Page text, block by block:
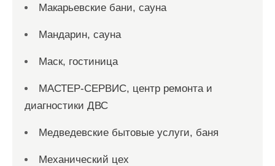
Макарьевские бани, сауна
Мандарин, сауна
Маск, гостиница
МАСТЕР-СЕРВИС, центр ремонта и
диагностики ДВС
Медведевские бытовые услуги, баня
Механический цех